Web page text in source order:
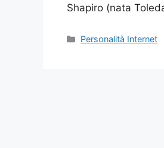
Shapiro (nata
Categories
Personalità Internet